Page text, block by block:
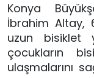
Konya
İbrahim Altay,
uzun bisiklet
çocukların
ulaşmalarını